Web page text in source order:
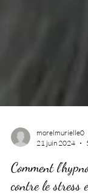
morelmurielle0
21 juin 2024